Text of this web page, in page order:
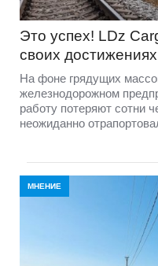
Это успех! LDz
своих достижениях
На фоне грядущих
железнодорожном
работу потеряют сотни
неожиданно
МНЕНИЕ